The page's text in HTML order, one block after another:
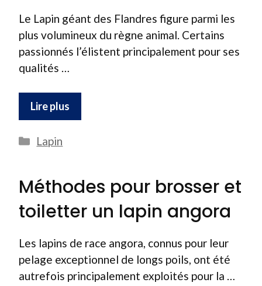
Le Lapin géant des Flandres figure parmi les
plus volumineux du règne animal. Certains
passionnés l’élistent principalement pour ses
qualités …
Lire plus
Catégories
Lapin
Méthodes pour brosser et
toiletter un lapin angora
Les lapins de race angora, connus pour leur
pelage exceptionnel de longs poils, ont été
autrefois principalement exploités pour la …